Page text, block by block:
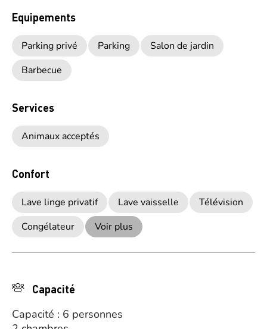
Equipements
Parking privé Parking
Salon de jardin
Barbecue
Services
Animaux acceptés
Confort
Lave linge privatif Lave vaisselle
Télévision
Congélateur
Voir plus
Capacité
Capacité : 6 personnes